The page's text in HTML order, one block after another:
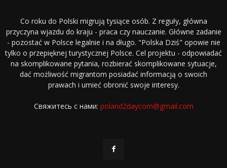
Co roku do Polski migrują tysiące osób. Z reguły, główna
przyczyna wjazdu do kraju - praca czy nauczanie. Główne zadanie
- pozostać w Polsce legalnie i na długo. "Polska Dziś" opowie nie
tylko o przepięknej turystycznej Polsce. Cel projektu - odpowiadać
na skomplikowane pytania, rozbierać skomplikowane sytuacje,
dać możliwość migrantom posiadać informacją o swoich
prawach i umieć obronić swoje interesy.
Свяжитесь с нами: poland2daycom@gmail.com